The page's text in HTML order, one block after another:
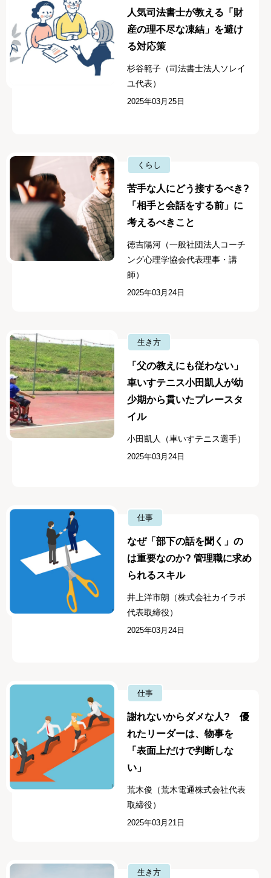
人気司法書士が教える「財
産の理不尽な凍結」を避け
る対応策
杉谷範子（司法書士法人ソレイ
ユ代表）
2025年03月25日
くらし
苦手な人にどう接するべき?
「相手と会話をする前」に
考えるべきこと
徳吉陽河（一般社団法人コーチ
ング心理学協会代表理事・講
師）
2025年03月24日
生き方
「父の教えにも従わない」
車いすテニス小田凱人が幼
少期から貫いたプレースタ
イル
小田凱人（車いすテニス選手）
2025年03月24日
仕事
なぜ「部下の話を聞く」の
は重要なのか? 管理職に求め
られるスキル
井上洋市朗（株式会社カイラボ
代表取締役）
2025年03月24日
仕事
謝れないからダメな人? 優
れたリーダーは、物事を
「表面上だけで判断しな
い」
荒木俊（荒木電通株式会社代表
取締役）
2025年03月21日
生き方